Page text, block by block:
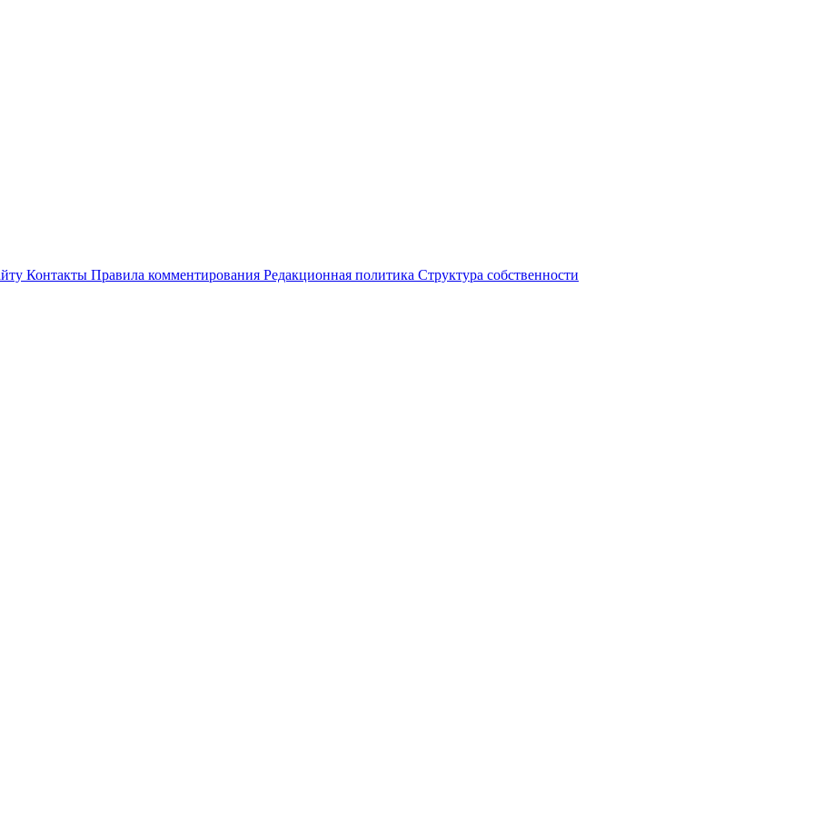
Контакты Правила комментирования Редакционная политика Структура собственности